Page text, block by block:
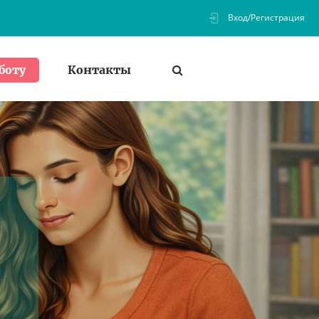
Вход/Регистрация
Контакты